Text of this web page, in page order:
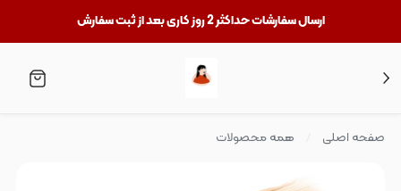
ارسال سفارشات حداکثر 2 روز کاری بعد از ثبت سفارش
صفحه اصلی همه محصولات